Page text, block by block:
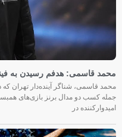
محمد قاسمی: هدفم رسیدن به فینال ۴۰۰ متر بازی‌های آسیایی
محمد قاسمی، شناگر آینده‌دار تهران که
جمله کسب دو مدال برنز بازی‌های
امیدوارکننده در